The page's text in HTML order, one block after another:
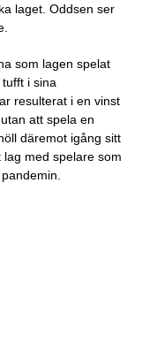
laget. Oddsen ser
som lagen spelat
i sina
resulterat i en vinst
att spela en
däremot igång sitt
med spelare som